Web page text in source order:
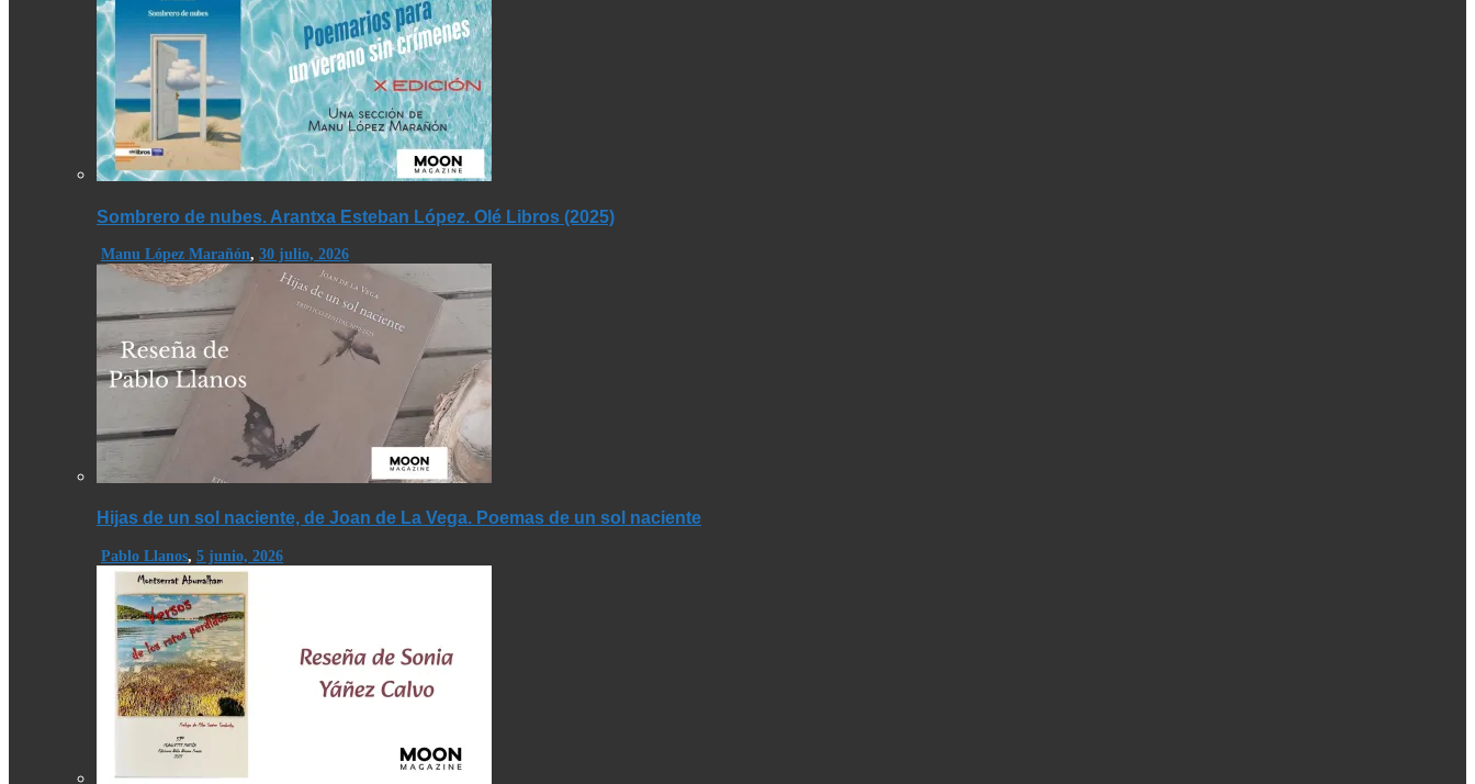
Sombrero de nubes. Arantxa Esteban López. Olé Libros (2025)
Manu López Marañón, 30 julio, 2026
Hijas de un sol naciente, de Joan de La Vega. Poemas de un sol naciente
Pablo Llanos, 5 junio, 2026